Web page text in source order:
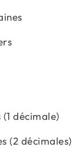
décimale)
(2 décimales)